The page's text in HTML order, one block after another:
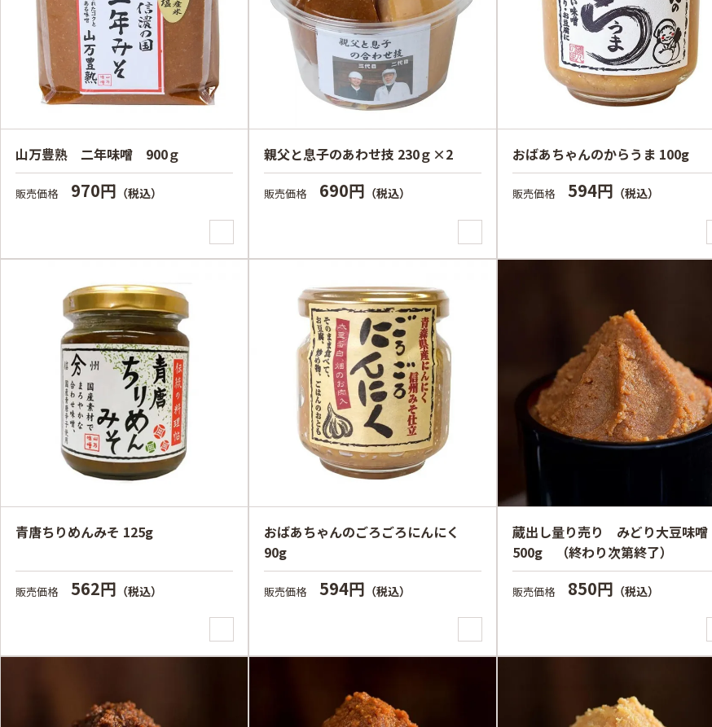
山万豊熟 二年味噌 900ｇ
販売価格 970円 （税込）
親父と息子のあわせ技 230ｇ×2
販売価格 690円 （税込）
おばあちゃんのからうま 100g
販売価格 594円 （税込）
青唐ちりめんみそ 125g
販売価格 562円 （税込）
おばあちゃんのごろごろにんにく
90g
販売価格 594円 （税込）
蔵出し量り売り みどり大豆味噌
500g （終わり次第終了）
販売価格 850円 （税込）